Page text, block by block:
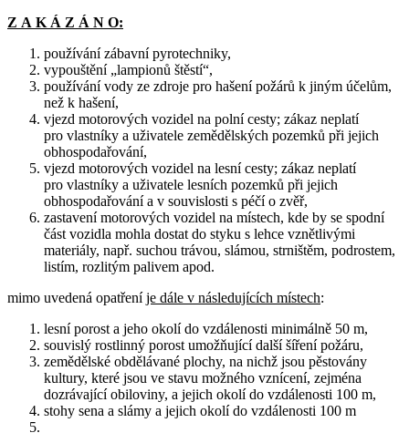
Z A K Á Z Á N O:
používání zábavní pyrotechniky,
vypouštění „lampionů štěstí“,
používání vody ze zdroje pro hašení požárů k jiným účelům,
než k hašení,
vjezd motorových vozidel na polní cesty; zákaz neplatí
pro vlastníky a uživatele zemědělských pozemků při jejich
obhospodařování,
vjezd motorových vozidel na lesní cesty; zákaz neplatí
pro vlastníky a uživatele lesních pozemků při jejich
obhospodařování a v souvislosti s péčí o zvěř,
zastavení motorových vozidel na místech, kde by se spodní
část vozidla mohla dostat do styku s lehce vznětlivými
materiály, např. suchou trávou, slámou, strništěm, podrostem,
listím, rozlitým palivem apod.
mimo uvedená opatřeníje dále v následujících místech:
lesní porost a jeho okolí do vzdálenosti minimálně 50 m,
souvislý rostlinný porost umožňující další šíření požáru,
zemědělské obdělávané plochy, na nichž jsou pěstovány
kultury, které jsou ve stavu možného vznícení, zejména
dozrávající obiloviny, a jejich okolí do vzdálenosti 100 m,
stohy sena a slámy a jejich okolí do vzdálenosti 100 m